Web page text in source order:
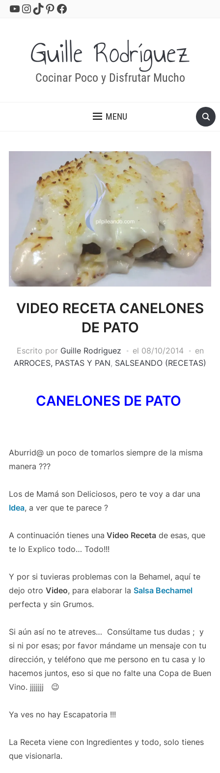
YouTube
Instagram
TikTok
Pinterest
Facebook
Guille Rodríguez
Cocinar Poco y Disfrutar Mucho
MENU
VIDEO RECETA CANELONES
DE PATO
Escrito por Guille Rodriguez el 08/10/2014
en
ARROCES, PASTAS Y PAN, SALSEANDO (RECETAS)
CANELONES DE PATO
Aburrid@ un poco de tomarlos siempre de la misma
manera ???
Los de Mamá son Deliciosos, pero te voy a dar una
Idea, a ver que te parece ?
A continuación tienes una Video Recetade esas, que
te lo Explico todo… Todo!!!
Y por si tuvieras problemas con la Behamel, aquí te
dejo otro Video, para elaborar la Salsa Bechamel
perfecta y sin Grumos.
Si aún así no te atreves… Consúltame tus dudas ; y
si ni por esas; por favor mándame un mensaje con tu
dirección, y teléfono que me persono en tu casa y lo
hacemos juntos, eso si que no falte una Copa de Buen
Vino. jjjjjjj 😉
Ya ves no hay Escapatoria !!!
La Receta viene con Ingredientes y todo, solo tienes
que visionarla.